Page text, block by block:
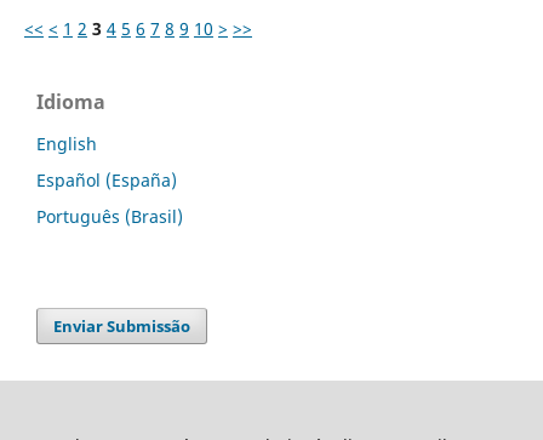
<< < 1 2 3 4 5 6 7 8 9 10 > >>
Idioma
English
Español (España)
Português (Brasil)
Enviar Submissão